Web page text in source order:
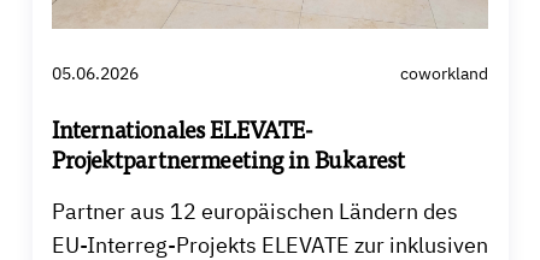
05.06.2026 coworkland
Internationales ELEVATE-
Projektpartnermeeting in Bukarest
Partner aus 12 europäischen Ländern des
EU-Interreg-Projekts ELEVATE zur inklusiven